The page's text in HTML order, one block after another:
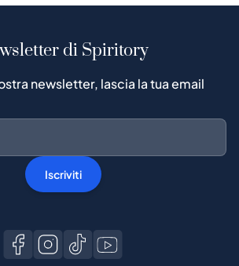
di Spiritory
newsletter, lascia la tua email
Iscriviti